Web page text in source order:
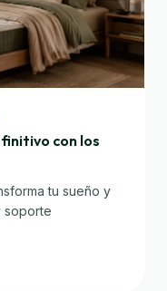
con los
tu sueño y
soporte